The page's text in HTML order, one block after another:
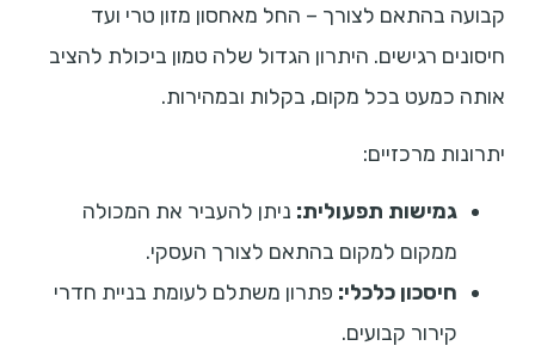
קבועה בהתאם לצורך – החל מאחסון מזון טרי ועד
חיסונים רגישים. היתרון הגדול שלה טמון ביכולת להציב
אותה כמעט בכל מקום, בקלות ובמהירות.
יתרונות מרכזיים:
גמישות תפעולית: ניתן להעביר את המכולה
ממקום למקום בהתאם לצורך העסקי.
חיסכון כלכלי: פתרון משתלם לעומת בניית חדרי
קירור קבועים.